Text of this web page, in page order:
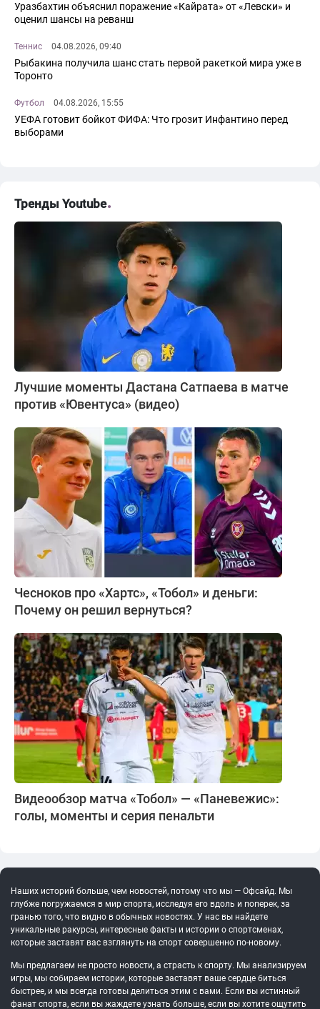
Уразбахтин объяснил поражение «Кайрата» от «Левски» и
оценил шансы на реванш
Теннис 04.08.2026, 09:40
Рыбакина получила шанс стать первой ракеткой мира уже в
Торонто
Футбол 04.08.2026, 15:55
УЕФА готовит бойкот ФИФА: Что грозит Инфантино перед
выборами
Тренды Youtube
Лучшие моменты Дастана Сатпаева в матче
против «Ювентуса» (видео)
Чесноков про «Хартс», «Тобол» и деньги:
Почему он решил вернуться?
Видеообзор матча «Тобол» — «Паневежис»:
голы, моменты и серия пенальти
Наших историй больше, чем новостей, потому что мы — Офсайд. Мы
глубже погружаемся в мир спорта, исследуя его вдоль и поперек, за
гранью того, что видно в обычных новостях. У нас вы найдете
уникальные ракурсы, интересные факты и истории о спортсменах,
которые заставят вас взглянуть на спорт совершенно по-новому.
Мы предлагаем не просто новости, а страсть к спорту. Мы анализируем
игры, мы собираем истории, которые заставят ваше сердце биться
быстрее, и мы всегда готовы делиться этим с вами. Если вы истинный
фанат спорта, если вы жаждете узнать больше, если вы хотите ощутить